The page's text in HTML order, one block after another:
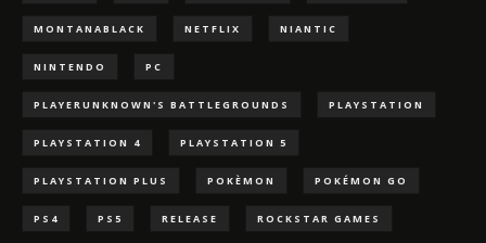
MONTANABLACK NETFLIX NIANTIC
NINTENDO PC
PLAYERUNKNOWN'S BATTLEGROUNDS PLAYSTATION
PLAYSTATION 4 PLAYSTATION 5
PLAYSTATION PLUS POKÈMON POKÉMON GO
PS4 PS5 RELEASE ROCKSTAR GAMES